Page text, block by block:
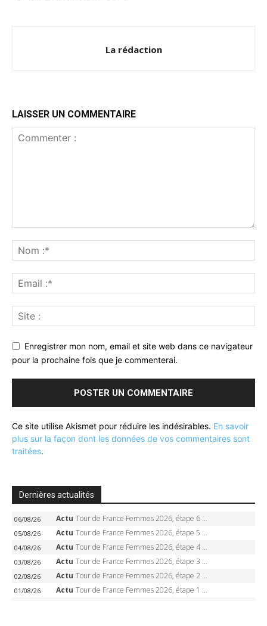
La rédaction
LAISSER UN COMMENTAIRE
Enregistrer mon nom, email et site web dans ce navigateur
pour la prochaine fois que je commenterai.
Ce site utilise Akismet pour réduire les indésirables. En savoir
plus sur la façon dont les données de vos commentaires sont
traitées.
Dernières actualités
06/08/26 Actu Tour de France Femmes 2026, étape 6 – Kim Le Court-Pienaar gagne à Tournon, Reusser en jaune
05/08/26 Actu Tour de France Femmes 2026, étape 5 – Demi Vollering gagne à Belleville, Reusser en jaune, Ferrand-Prévot coule
04/08/26 Actu Tour de France Femmes 2026, étape 4 – Marlen Reusser écrase le chrono, Ferrand-Prévot en crise
03/08/26 Actu Tour de France Femmes 2026, étape 3 – Sigrid Haugset en solitaire, 88 km d’échappée, maillot jaune
02/08/26 Actu Tour de France Femmes 2026, étape 2 – Lorena Wiebes doublé à Genève, Markus héroïque, 7e record
01/08/26 Actu Tour de France Femmes 2026, étape 1 – Lorena Wiebes intouchable à Lausanne, premier maillot jaune